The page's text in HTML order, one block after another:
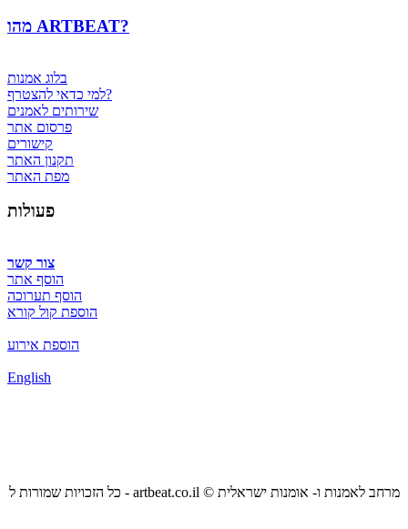
מהו ARTBEAT?
בלוג אמנות
למי כדאי להצטרף?
שירותים לאמנים
פרסום אתר
קישורים
תקנון האתר
מפת האתר
פעולות
צור קשר
הוסף אתר
הוסף תערוכה
הוספת קול קורא
הוספת אירוע
English
כל הזכויות שמורות ל - artbeat.co.il © מרחב לאמנות ו- אומנות ישראלית